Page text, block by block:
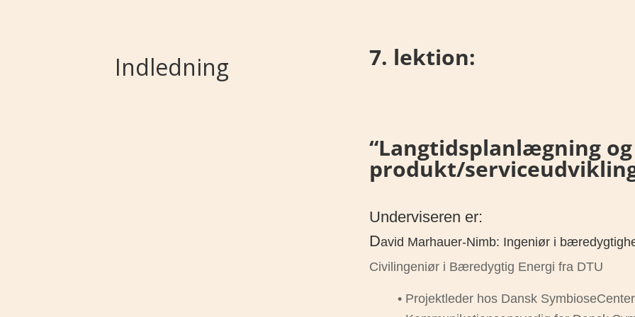
Indledning 7. lektion:
“Langtidsplanlægning og
produkt/
Underviseren er:
David Marhauer-Nimb: Ingeniør i
Civilingeniør i Bæredygtig Energi fra DTU
• Projektleder hos Dansk SymbioseCenter